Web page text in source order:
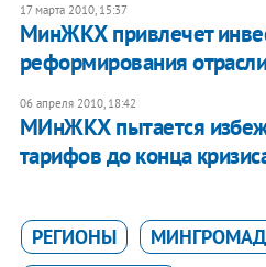
17 марта 2010, 15:37
МинЖКХ привлечет
реформирования
06 апреля 2010, 18:42
МИнЖКХ пытается
тарифов до конца
РЕГИОНЫ